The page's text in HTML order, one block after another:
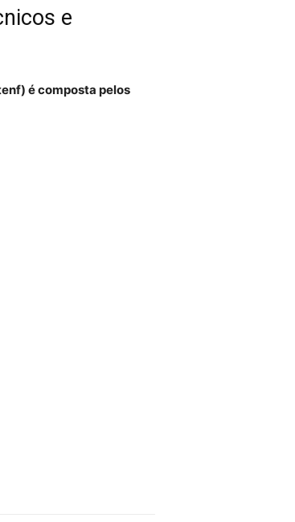
e
é composta pelos